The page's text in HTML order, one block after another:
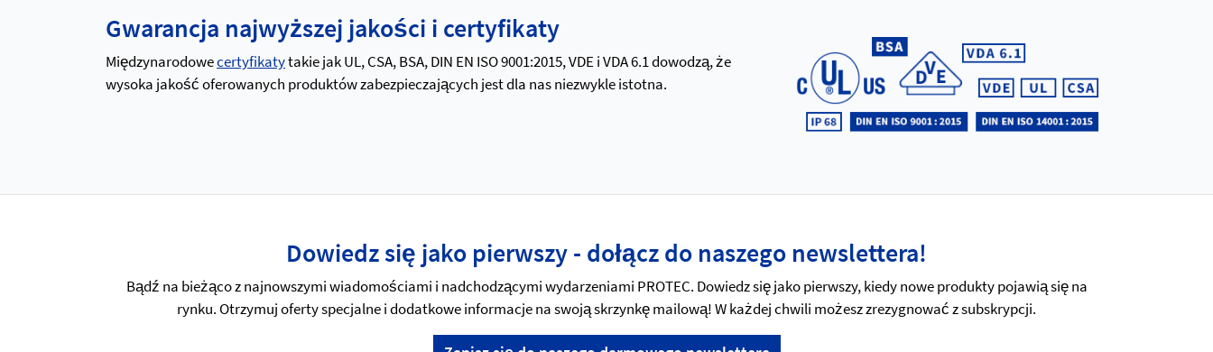
Gwarancja najwyższej jakości i certyfikaty
Międzynarodowecertyfikatytakie jak UL, CSA, BSA, DIN EN ISO 9001:2015, VDE i VDA 6.1 dowodzą, że
wysoka jakość oferowanych produktów zabezpieczających jest dla nas niezwykle istotna.
Dowiedz się jako pierwszy - dołącz do naszego newslettera!
Bądź na bieżąco z najnowszymi wiadomościami i nadchodzącymi wydarzeniami PROTEC. Dowiedz się jako pierwszy, kiedy nowe produkty pojawią się na
rynku. Otrzymuj oferty specjalne i dodatkowe informacje na swoją skrzynkę mailową! W każdej chwili możesz zrezygnować z subskrypcji.